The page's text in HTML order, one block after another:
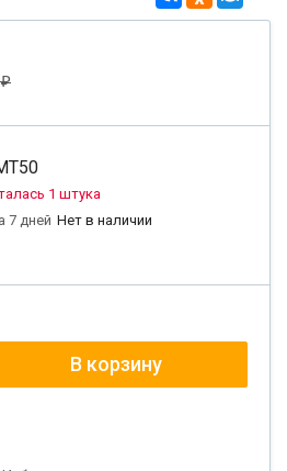
₽
1 штука
7 дней Нет в наличии